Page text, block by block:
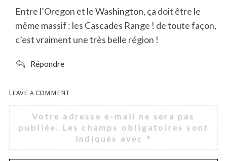
s
:
Entre l’Oregon et le Washington, ça doit être le
même massif : les Cascades Range ! de toute façon,
c’est vraiment une très belle région !
Répondre
L
e
a
v
e
Leave a comment
Votre adresse e-mail ne sera pas
publiée.
Les champs obligatoires sont
indiqués avec *